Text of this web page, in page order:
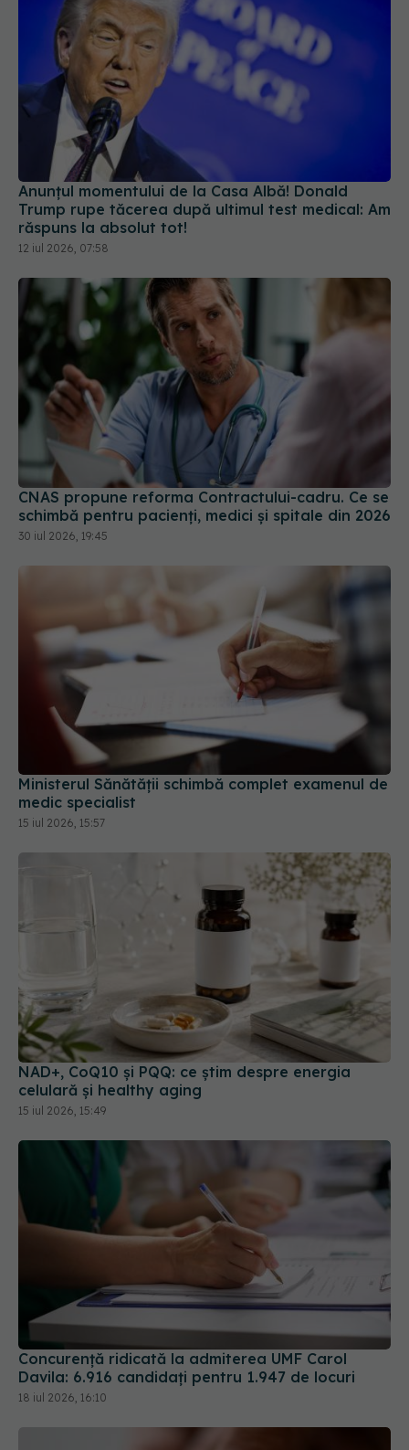
Anunțul momentului de la Casa Albă! Donald
Trump rupe tăcerea după ultimul test medical: Am
răspuns la absolut tot!
12 iul 2026, 07:58
CNAS propune reforma Contractului-cadru. Ce se
schimbă pentru pacienți, medici și spitale din 2026
30 iul 2026, 19:45
Ministerul Sănătății schimbă complet examenul de
medic specialist
15 iul 2026, 15:57
NAD+, CoQ10 și PQQ: ce știm despre energia
celulară și healthy aging
15 iul 2026, 15:49
Concurență ridicată la admiterea UMF Carol
Davila: 6.916 candidați pentru 1.947 de locuri
18 iul 2026, 16:10